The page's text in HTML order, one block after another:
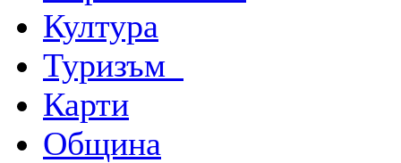
Култура
Туризъм
Карти
Община